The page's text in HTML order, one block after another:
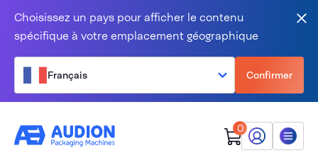
Choisissez un pays pour afficher le contenu
spécifique à votre emplacement géographique
Français Confirmer
0
Mon Audion
Menu